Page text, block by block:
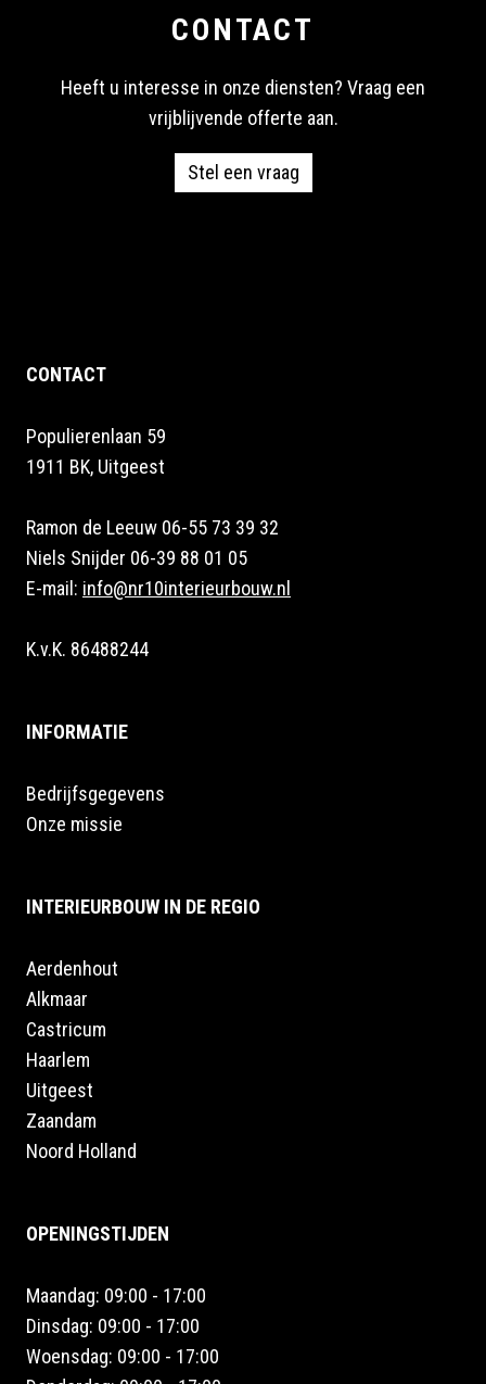
CONTACT
Heeft u interesse in onze diensten? Vraag een
vrijblijvende offerte aan.
Stel een vraag
CONTACT
Populierenlaan 59
1911 BK, Uitgeest
Ramon de Leeuw 06-55 73 39 32
Niels Snijder 06-39 88 01 05
E-mail: info@nr10interieurbouw.nl
K.v.K. 86488244
INFORMATIE
Bedrijfsgegevens
Onze missie
INTERIEURBOUW IN DE REGIO
Aerdenhout
Alkmaar
Castricum
Haarlem
Uitgeest
Zaandam
Noord Holland
OPENINGSTIJDEN
Maandag: 09:00 - 17:00
Dinsdag: 09:00 - 17:00
Woensdag: 09:00 - 17:00